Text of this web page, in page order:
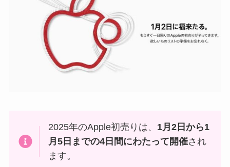
2025年のApple初売りは、 1月2日から1
月5日までの4日間にわたって開催され
ます。